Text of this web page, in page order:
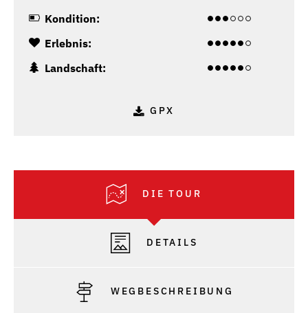
Kondition:
Erlebnis:
Landschaft:
GPX
DIE TOUR
DETAILS
WEGBESCHREIBUNG